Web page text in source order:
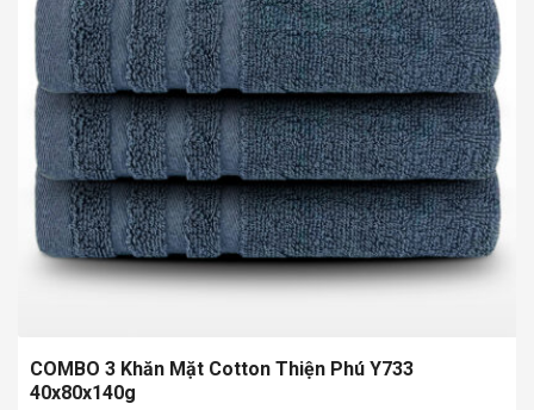
COMBO 3 Khăn Mặt Cotton Thiện Phú Y733
40x80x140g